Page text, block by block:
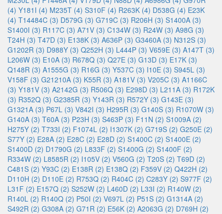
(4) Y181I (4) M235T (4) S310F (4) R263K (4) D538G (4) E23K
(4) T14484C (3) D579G (3) G719C (3) R206H (3) S1400A (3)
S1400I (3) R117C (3) A71V (3) C134W (3) R24W (3) A98G (3)
T24H (3) T47D (3) E138K (3) A636P (3) G3460A (3) N312S (3)
G1202R (3) D988Y (3) Q252H (3) L444P (3) V659E (3) A147T (3)
L206W (3) E10A (3) R678Q (3) Q27E (3) G13D (3) E17K (3)
Q148R (3) A1555G (3) R16G (3) Y537C (3) I10E (3) S945L (3)
V158F (3) G21210A (3) K55R (3) A181V (3) V205C (3) A1166C
(3) Y181V (3) A2142G (3) R506Q (3) E298D (3) L211A (3) R172K
(3) R352Q (3) G2385R (3) Y143R (3) R572Y (3) G143E (3)
G1321A (3) P67L (3) V842I (3) H295R (3) G140S (3) R1070W (3)
G140A (3) T60A (3) P23H (3) S463P (3) F11N (2) S1009A (2)
H275Y (2) T733I (2) F1074L (2) I1307K (2) G719S (2) G250E (2)
S77Y (2) E28A (2) E28C (2) E28D (2) S1400C (2) S1400E (2)
S1400D (2) D1790G (2) L833F (2) S1400G (2) S1400F (2)
R334W (2) L8585R (2) I105V (2) V560G (2) T20S (2) T69D (2)
C481S (2) Y93C (2) E138R (2) E138Q (2) F359V (2) Q422H (2)
D110H (2) D110E (2) R753Q (2) R404C (2) C283Y (2) S977F (2)
L31F (2) E157Q (2) S252W (2) L460D (2) L33I (2) R140W (2)
R140L (2) R140Q (2) P50I (2) V697L (2) P51S (2) G1314A (2)
S492R (2) G308A (2) G71R (2) E56K (2) A2063G (2) D769H (2)